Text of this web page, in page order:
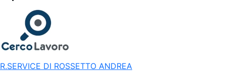
R.SERVICE DI ROSSETTO ANDREA